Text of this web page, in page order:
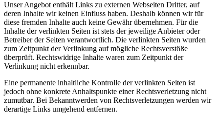
Unser Angebot enthält Links zu externen Webseiten Dritter, auf
deren Inhalte wir keinen Einfluss haben. Deshalb können wir für
diese fremden Inhalte auch keine Gewähr übernehmen. Für die
Inhalte der verlinkten Seiten ist stets der jeweilige Anbieter oder
Betreiber der Seiten verantwortlich. Die verlinkten Seiten wurden
zum Zeitpunkt der Verlinkung auf mögliche Rechtsverstöße
überprüft. Rechtswidrige Inhalte waren zum Zeitpunkt der
Verlinkung nicht erkennbar.
Eine permanente inhaltliche Kontrolle der verlinkten Seiten ist
jedoch ohne konkrete Anhaltspunkte einer Rechtsverletzung nicht
zumutbar. Bei Bekanntwerden von Rechtsverletzungen werden wir
derartige Links umgehend entfernen.